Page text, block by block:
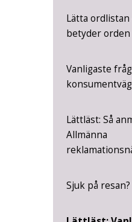
Lätta
betyder orden
Vanligaste
Lättläst: Så
Allmänna
Sjuk på